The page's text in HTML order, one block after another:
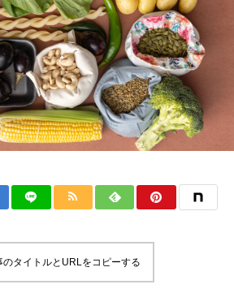
のタイトルとURLをコピーする